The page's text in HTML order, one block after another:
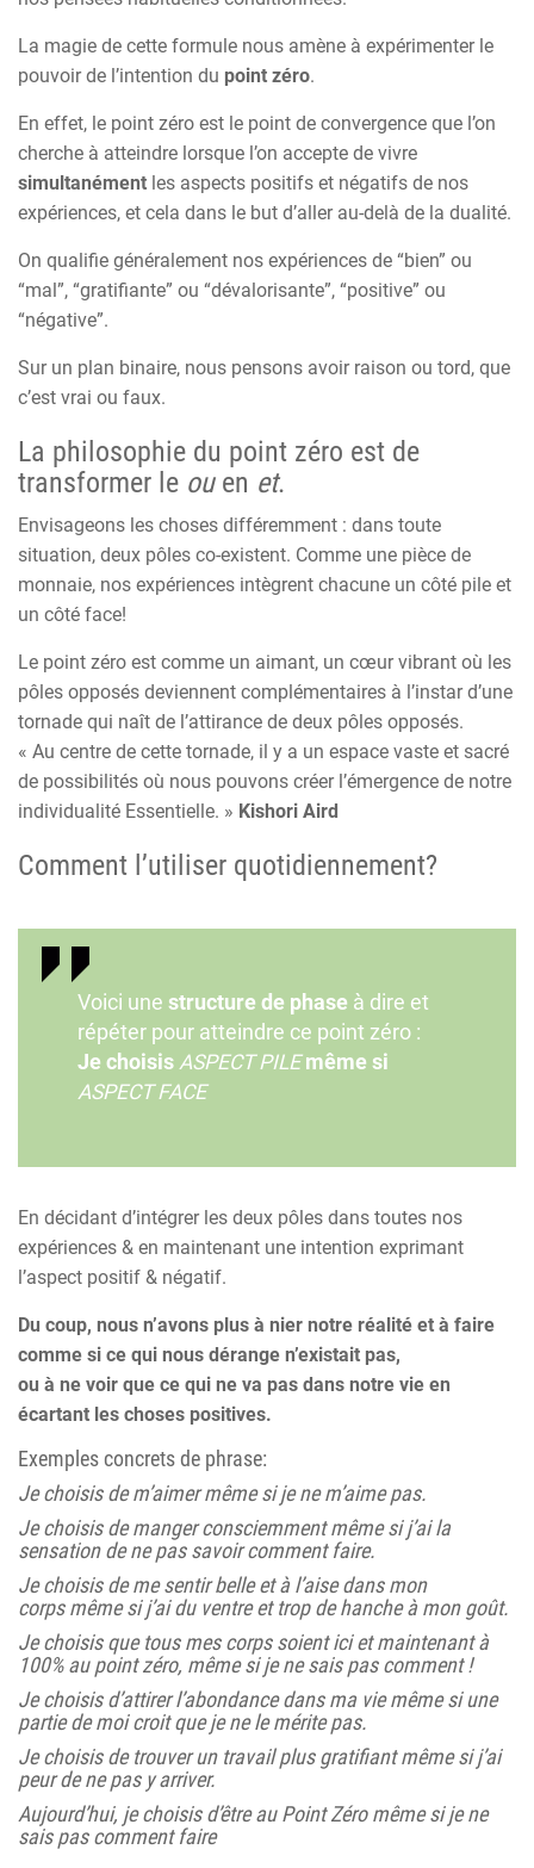
La magie de cette formule nous amène à expérimenter le
pouvoir de l’intention du point zéro.
En effet, le point zéro est le point de convergence que l’on
cherche à atteindre lorsque l’on accepte de vivre
simultanément les aspects positifs et négatifs de nos
expériences, et cela dans le but d’aller au-delà de la dualité.
On qualifie généralement nos expériences de “bien” ou
“mal”, “gratifiante” ou “dévalorisante”, “positive” ou
“négative”.
Sur un plan binaire, nous pensons avoir raison ou tord, que
c’est vrai ou faux.
La philosophie du point zéro est de
transformer le ouen et.
Envisageons les choses différemment : dans toute
situation, deux pôles co-existent. Comme une pièce de
monnaie, nos expériences intègrent chacune un côté pile et
un côté face!
Le point zéro est comme un aimant, un cœur vibrant où les
pôles opposés deviennent complémentaires à l’instar d’une
tornade qui naît de l’attirance de deux pôles opposés.
« Au centre de cette tornade, il y a un espace vaste et sacré
de possibilités où nous pouvons créer l’émergence de notre
individualité Essentielle. » Kishori Aird
Comment l’utiliser quotidiennement?
Voici une structure de phase à dire et
répéter pour atteindre ce point zéro :
Je choisis ASPECT PILE même si
ASPECT FACE
En décidant d’intégrer les deux pôles dans toutes nos
expériences & en maintenant une intention exprimant
l’aspect positif & négatif.
Du coup, nous n’avons plus à nier notre réalité et à faire
comme si ce qui nous dérange n’existait pas,
ou à ne voir que ce qui ne va pas dans notre vie en
écartant les choses positives.
Exemples concrets de phrase:
Je choisis de m’aimer même si je ne m’aime pas.
Je choisis de manger consciemment même si j’ai la
sensation de ne pas savoir comment faire.
Je choisis de me sentir belle et à l’aise dans mon
corps même si j’ai du ventre et trop de hanche à mon goût.
Je choisis que tous mes corps soient ici et maintenant à
100% au point zéro, même si je ne sais pas comment !
Je choisis d’attirer l’abondance dans ma vie même si une
partie de moi croit que je ne le mérite pas.
Je choisis de trouver un travail plus gratifiant même si j’ai
peur de ne pas y arriver.
Aujourd’hui, je choisis d’être au Point Zéro même si je ne
sais pas comment faire